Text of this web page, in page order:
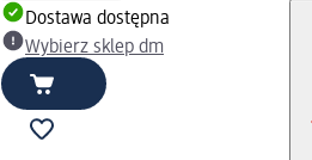
Dostawa dostępna
Wybierz sklep dm